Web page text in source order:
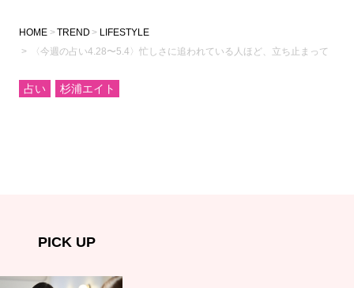
HOME TREND
LIFESTYLE
〈今週の占い4.28〜5.4〉忙しさに追われている人ほど、立ち止まって
占い 杉浦エイト
PICK UP